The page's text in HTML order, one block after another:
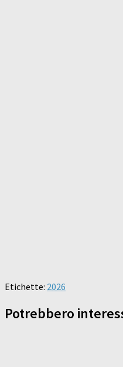
Etichette: 2026
Potrebbero